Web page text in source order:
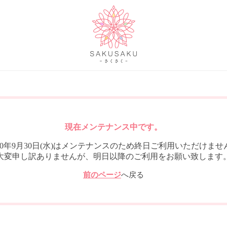
現在メンテナンス中です。
年9月30日(水)はメンテナンスのため終日ご利用いただけませ
変申し訳ありませんが、明日以降のご利用をお願い致します
前のページへ戻る